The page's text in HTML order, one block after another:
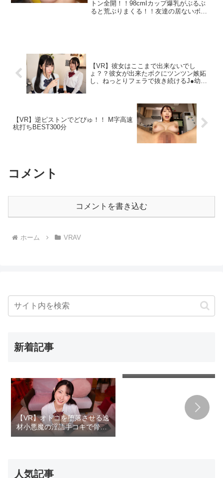
に【生ハメ中出し】させてくれた夢のル
ーズソックスJ○セックス 久留木玲
【VR】【お触り禁止！本番禁止！】某有
名店の美巨乳新人を【キメパコ】FUCK！
疑うことを知らない無垢な女子○生を媚薬
（h_1248kiwvr00241）【VR】「おマ○コ
死んじゃうよぉぉ。イクぅぅ！」【お触
りNG！本番禁止！】のJ○リフレで神対応
美少女と【超キメセク！！ 】 痙攣イキか
らの追撃猛ピストンでエンドレス絶頂す
（h_1248kiwvr00266）【VR】【本物J○
専門店！時間無制限！発射無制限！】激
カワS級ルーズソックス美少女のご奉仕
（kiwvr00375）【VR】【本物J○専門店！
時間無制限！発射無制限！】スタイル抜
群なルーズソックスFcup美巨乳泡姫の濃
エロエロ豹変！愛液ダダ漏れイキまくり
の早漏ま○こから潮吹き連発！【足コキ・
顔射・中出し3発】孕ませキメパコ禁断J○
リフレ 佐野なつ（kiwvr00386）【VR】
【J○専門メンズエステ】キワのキワまで
責められ我慢出来ずに裏オプ交渉！Hcup
美爆乳ルーズソックス女子○生の剛毛ま○
帯』だった。那賀崎ゆきね…ショートカ
ット美人。隣人さん。旦那がいる。腋が
り自主練習！！ 羽月乃蒼
トン全開！！98cmIカップ爆乳がぶるぶ
ると荒ぶりまくる！！友達の居ないボク
会社ケイ・エム・プロデュース』
【VR】彼女はここまで出来ないでし
ょ？？彼女が出来たボクにツンツン嫉妬
し、ねっとりフェラで抜き続けるJ●幼馴
【VR】逆ピストンでどぴゅ！！ M字高速
杭打ちBEST300分
コメント
コメントを書き込む
ホーム VRAV
新着記事
【VR】オトコを堕落させる逸
材小悪魔の淫語手コキで骨の
髄まで快楽漬けになる違法オ
とザーメンまみれのぐちゃぐ
人気記事